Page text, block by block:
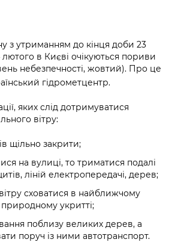
що
погодженні КМВА
прийому громадян
заклади
міста
та земельні ділянки
дозвілля
foreigners
АТО
переміщених
міській військовій
доступом
правових та
про публічну
рішень, дій чи
інформації
запитів на
новини та анонси від
to announcements
медіа /
request
в умовах воєнного
media coverage of
under martial law
/ Contacts for mass
з утриманням до кінця доби 23
в Києві очікуються пориви
небезпечності, жовтий). Про це
гідрометцентр.
яких слід дотримуватися
вітру:
щільно закрити;
на вулиці, то триматися подалі
ліній електропередачі, дерев;
сховатися в найближчому
укритті;
поблизу великих дерев, а
поруч із ними автотранспорт.